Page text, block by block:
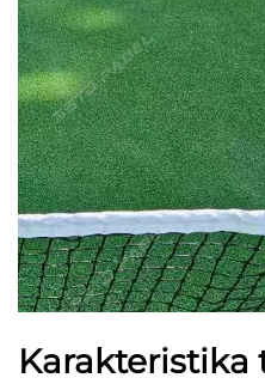
Karakteristika